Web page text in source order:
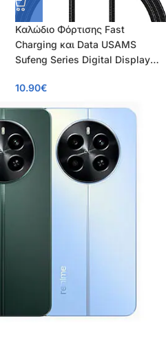
Καλώδιο Φόρτισης Fast
Charging και Data USAMS
Sufeng Series Digital Display
C 6A 1.20m (SJ673USB01)
μαύρο
10.90€